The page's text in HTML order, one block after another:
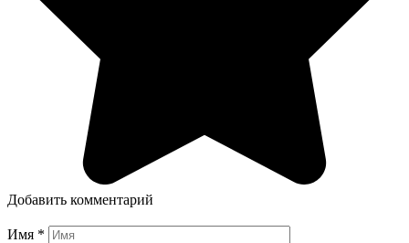
Добавить комментарий
Имя *